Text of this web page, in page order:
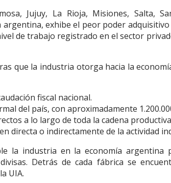
Jujuy, La Rioja, Misiones, Salta,
exhibe el peor poder adquisitivo
de trabajo registrado en el sector
que la industria otorga hacia la
fiscal nacional.
del país, con aproximadamente
a lo largo de toda la cadena
directa o indirectamente de la actividad
la industria en la economía argentina
Detrás de cada fábrica se
UIA.